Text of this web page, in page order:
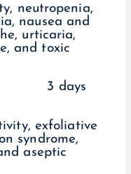
neutropenia,
nausea and
urticaria,
and toxic
3 days
exfoliative
syndrome,
aseptic